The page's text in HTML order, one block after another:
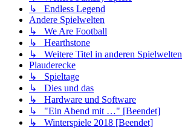
↳ Endless Legend
Andere Spielwelten
↳ We Are Football
↳ Hearthstone
↳ Weitere Titel in anderen Spielwelten
Plauderecke
↳ Spieltage
↳ Dies und das
↳ Hardware und Software
↳ "Ein Abend mit …" [Beendet]
↳ Winterspiele 2018 [Beendet]